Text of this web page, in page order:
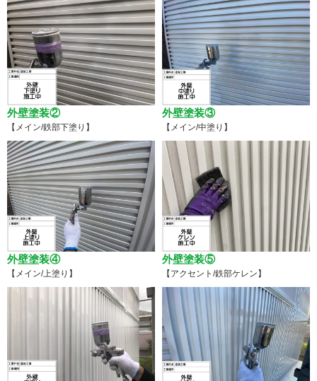
外壁塗装②
【メイン/鉄部下塗り】
外壁塗装③
【メイン/中塗り】
外壁塗装④
【メイン/上塗り】
外壁塗装⑤
【アクセント/鉄部ケレン】